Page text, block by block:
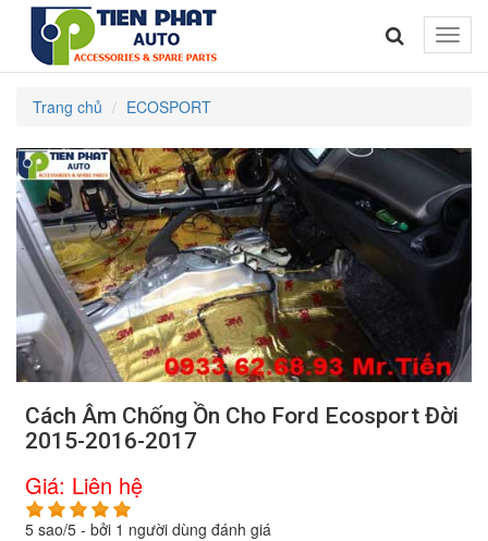
Toggle
Trang chủ ECOSPORT
Cách Âm Chống Ồn Cho Ford Ecosport Đời
2015-2016-2017
Giá: Liên hệ
5 sao/5 - bởi 1 người dùng đánh giá